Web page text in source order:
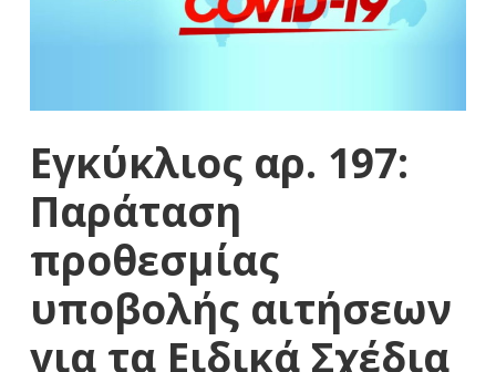
Εγκύκλιος αρ. 197:
Παράταση
προθεσμίας
υποβολής αιτήσεων
για τα Ειδικά Σχέδια